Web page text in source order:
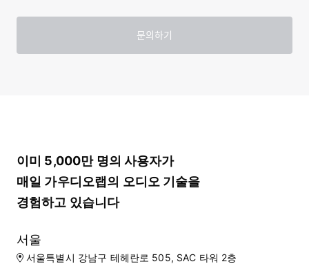
이미 5,000만 명의 사용자가
매일 가우디오랩의 오디오 기술을
경험하고 있습니다
서울
서울특별시 강남구 테헤란로 505, SAC 타워 2층
문의하기